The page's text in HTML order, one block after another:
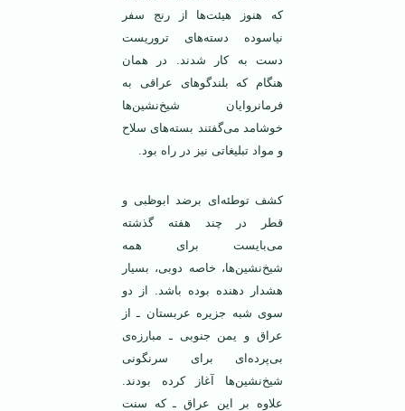
که هنوز هیئت‌ها از رنج سفر
نیاسوده دسته‌های تروریست
دست به کار شدند. در همان
هنگام که بلندگوهای عراقی به
فرمانروایان شیخ‌نشین‌ها
خوشامد می‌گفتند بسته‌های سلاح
و مواد تبلیغاتی نیز در راه بود.
کشف توطئه‌ای برضد ابوظبی و
قطر در چند هفته گذشته
می‌بایست برای همه
شیخ‌نشین‌ها، خاصه دوبی، بسیار
هشدار دهنده بوده باشد. از دو
سوی شبه جزیره عربستان ـ از
عراق و یمن جنوبی ـ مبارزه‌ی
بی‌پرده‌ای برای سرنگونی
شیخ‌نشین‌ها آغاز کرده بودند.
علاوه بر این عراق ـ که سنت